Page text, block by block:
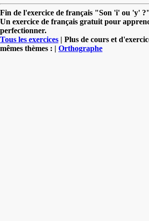
Fin de l'exercice de français "Son 'i' ou 'y' ?"
Un exercice de français gratuit pour
perfectionner.
Tous les exercices | Plus de cours et
mêmes thèmes : | Orthographe